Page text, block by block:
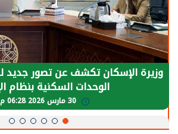
الرئيس السيسي: توقف الأنشطة
يحتاج إلى سنوات لعودة معدلات